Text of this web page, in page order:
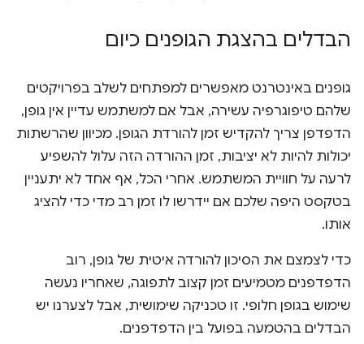
הבדלים בהצגת הגופנים כיום
גופנים באינטרנט מאפשרים למפתחים לשלב בפרויקטים
שלהם טיפוגרפיה עשירה, אבל אם למשתמש עדיין אין גופן,
הדפדפן צריך להקדיש זמן להורדת הגופן. מכיוון שהרשתות
יכולות להיות לא יציבות, זמן ההורדה הזה עלול להשפיע
לרעה על חוויית המשתמש. אחרי הכל, אף אחד לא יתעניין
בטקסט היפה שלכם אם יידרשו לו זמן רב מדי כדי להציג
אותו.
כדי לצמצם את הסיכון להורדה איטית של גופן, רוב
הדפדפנים מטמיעים זמן קצוב לתפוגה, שאחריו נעשה
שימוש בגופן חלופי. זו טכניקה שימושית, אבל לצערנו יש
הבדלים בהטמעה בפועל בין הדפדפנים.